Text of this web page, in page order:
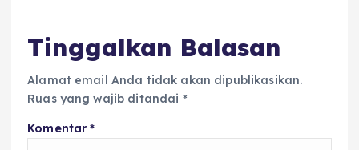
Tinggalkan Balasan
Alamat email Anda tidak akan dipublikasikan.
Ruas yang wajib ditandai *
Komentar*